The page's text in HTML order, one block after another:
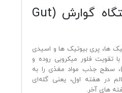
4. سلامت دستگاه گوارش (Gut
ها، پری‌ بیوتیک‌ ها و اسیدی‌
تقویت فلور میکروبی روده و
توسعه پرزهای روده (Villi)، سطح جذب مواد مغذی را به
در هفته اول، یعنی گله‌ای
های آخر.